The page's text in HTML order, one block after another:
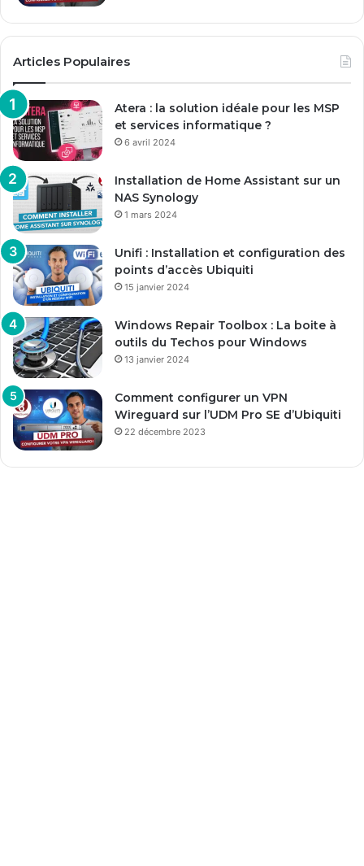
Articles Populaires
Atera : la solution idéale pour les MSP
et services informatique ?
6 avril 2024
Installation de Home Assistant sur un
NAS Synology
1 mars 2024
Unifi : Installation et configuration des
points d’accès Ubiquiti
15 janvier 2024
Windows Repair Toolbox : La boite à
outils du Techos pour Windows
13 janvier 2024
Comment configurer un VPN
Wireguard sur l’UDM Pro SE d’Ubiquiti
22 décembre 2023